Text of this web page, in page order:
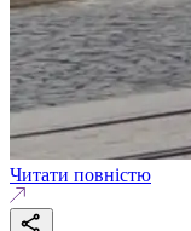
Читати повністю